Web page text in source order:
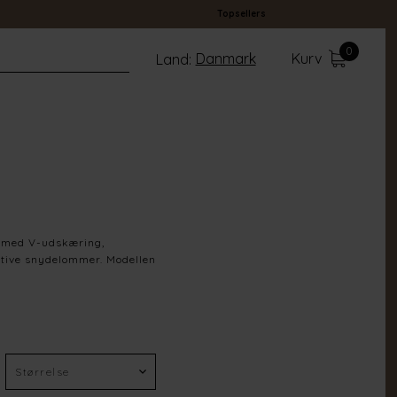
Topsellers
Kurv 0
Danmark
Land:
med V-udskæring,
snydelommer. Modellen
Choco
100% Cotton